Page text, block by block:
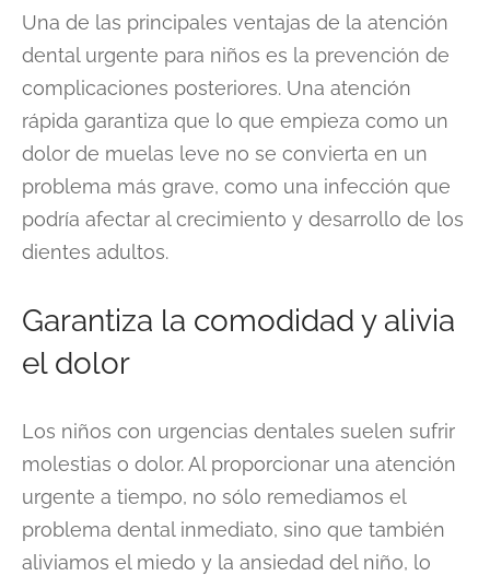
Una de las principales ventajas de la atención
dental urgente para niños es la prevención de
complicaciones posteriores. Una atención
rápida garantiza que lo que empieza como un
dolor de muelas leve no se convierta en un
problema más grave, como una infección que
podría afectar al crecimiento y desarrollo de los
dientes adultos.
Garantiza la comodidad y alivia
el dolor
Los niños con urgencias dentales suelen sufrir
molestias o dolor. Al proporcionar una atención
urgente a tiempo, no sólo remediamos el
problema dental inmediato, sino que también
aliviamos el miedo y la ansiedad del niño, lo